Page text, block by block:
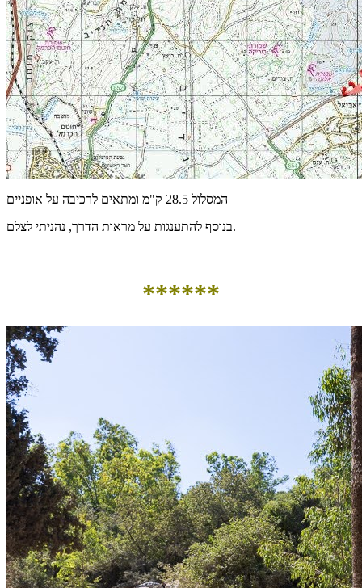
המסלול 28.5 ק"מ ומתאים לרכיבה על אופניים
בנוסף להתענגות על מראות הדרך, נהניתי לצלם.
******